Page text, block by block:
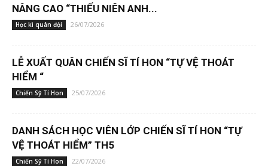
NÂNG CAO “THIẾU NIÊN ANH...
Học kì quân đội 26/07/2026
LỄ XUẤT QUÂN CHIẾN SĨ TÍ HON “TỰ VỆ THOÁT
HIỂM “
Chiến Sỹ Tí Hon 25/07/2026
DANH SÁCH HỌC VIÊN LỚP CHIẾN SĨ TÍ HON “TỰ
VỆ THOÁT HIỂM” TH5
Chiến Sỹ Tí Hon 22/07/2026